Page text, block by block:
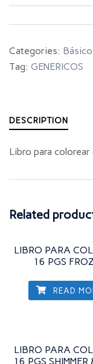
Categories:
Tag: GENERICOS
DESCRIPTION
Libro para
Related
LIBRO PARA
16 PGS
READ
LIBRO PARA
16 PGS SHIMMER